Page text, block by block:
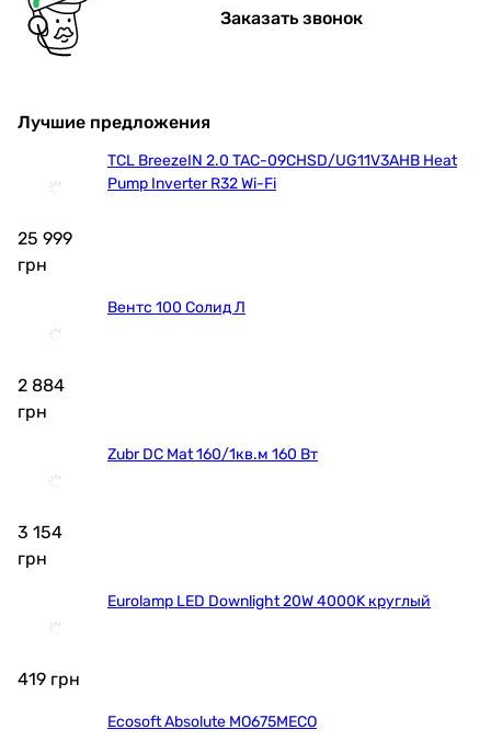
Заказать звонок
Лучшие предложения
TCL BreezeIN 2.0 TAC-09CHSD/UG11V3AHB Heat
Pump Inverter R32 Wi-Fi
25 999
грн
Вентс 100 Солид Л
2 884
грн
Zubr DC Mat 160/1кв.м 160 Вт
3 154
грн
Eurolamp LED Downlight 20W 4000K круглый
419 грн
Ecosoft Absolute MO675MECO